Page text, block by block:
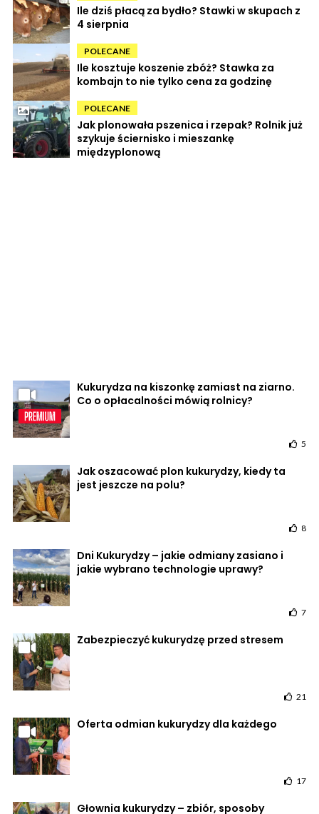
Ile dziś płacą za bydło? Stawki w skupach z
4 sierpnia
POLECANE
Ile kosztuje koszenie zbóż? Stawka za
kombajn to nie tylko cena za godzinę
POLECANE
Jak plonowała pszenica i rzepak? Rolnik już
szykuje ściernisko i mieszankę
międzyplonową
Kukurydza na kiszonkę zamiast na ziarno.
Co o opłacalności mówią rolnicy?
5
Jak oszacować plon kukurydzy, kiedy ta
jest jeszcze na polu?
8
Dni Kukurydzy – jakie odmiany zasiano i
jakie wybrano technologie uprawy?
7
Zabezpieczyć kukurydzę przed stresem
21
Oferta odmian kukurydzy dla każdego
17
Głownia kukurydzy – zbiór, sposoby